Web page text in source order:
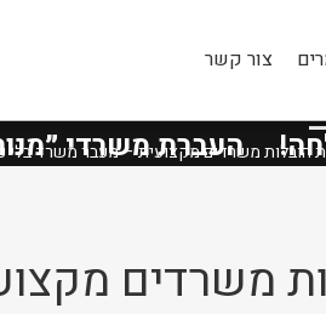
צור קשר
הובלות משרדים מקצועית – מעבר משרד בלי
העברת משרדי״מנורה
משרדים